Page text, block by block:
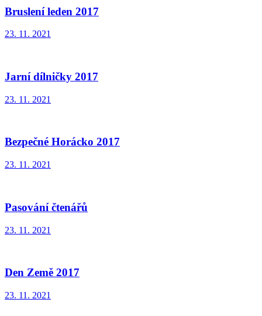
Bruslení leden 2017
23. 11. 2021
Jarní dílničky 2017
23. 11. 2021
Bezpečné Horácko 2017
23. 11. 2021
Pasování čtenářů
23. 11. 2021
Den Země 2017
23. 11. 2021